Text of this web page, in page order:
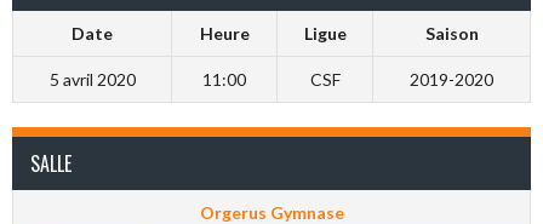
Date Heure Ligue Saison
5 avril 2020 11:00 CSF 2019-2020
SALLE
Orgerus Gymnase